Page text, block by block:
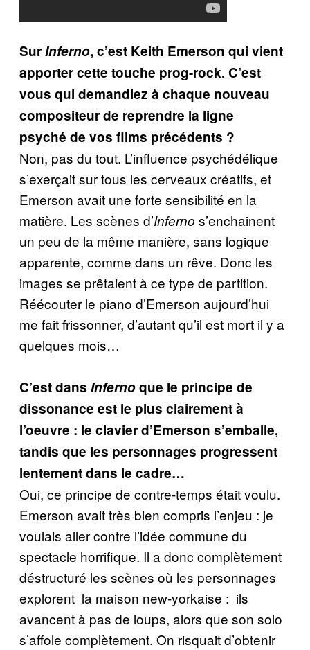
SurInferno, c’est Keith Emerson qui vient
apporter cette touche prog-rock. C’est
vous qui demandiez à chaque nouveau
compositeur de reprendre la ligne
psyché de vos films précédents ?
Non, pas du tout. L’influence psychédélique
s’exerçait sur tous les cerveaux créatifs, et
Emerson avait une forte sensibilité en la
matière. Les scènes d’Inferno s’enchainent
un peu de la même manière, sans logique
apparente, comme dans un rêve. Donc les
images se prêtaient à ce type de partition.
Réécouter le piano d’Emerson aujourd’hui
me fait frissonner, d’autant qu’il est mort il y a
quelques mois…
C’est dans Infernoque le principe de
dissonance est le plus clairement à
l’oeuvre : le clavier d’Emerson s’emballe,
tandis que les personnages progressent
lentement dans le cadre…
Oui, ce principe de contre-temps était voulu.
Emerson avait très bien compris l’enjeu : je
voulais aller contre l’idée commune du
spectacle horrifique. Il a donc complètement
déstructuré les scènes où les personnages
explorent la maison new-yorkaise : ils
avancent à pas de loups, alors que son solo
s’affole complètement. On risquait d’obtenir